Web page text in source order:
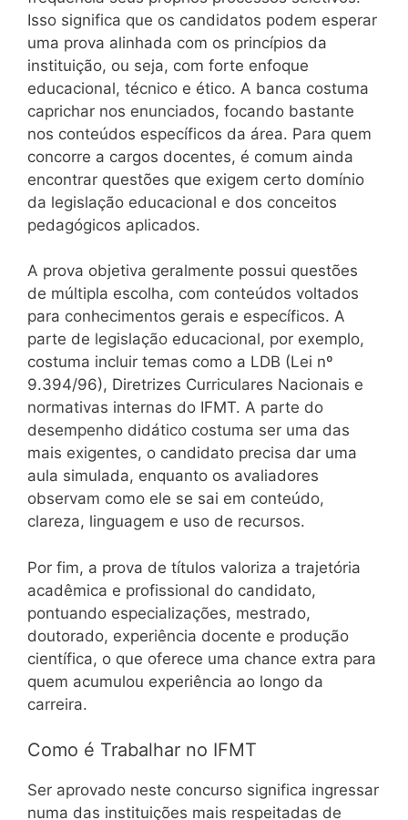
Isso significa que os candidatos podem esperar
uma prova alinhada com os princípios da
instituição, ou seja, com forte enfoque
educacional, técnico e ético. A banca costuma
caprichar nos enunciados, focando bastante
nos conteúdos específicos da área. Para quem
concorre a cargos docentes, é comum ainda
encontrar questões que exigem certo domínio
da legislação educacional e dos conceitos
pedagógicos aplicados.
A prova objetiva geralmente possui questões
de múltipla escolha, com conteúdos voltados
para conhecimentos gerais e específicos. A
parte de legislação educacional, por exemplo,
costuma incluir temas como a LDB (Lei nº
9.394/96), Diretrizes Curriculares Nacionais e
normativas internas do IFMT. A parte do
desempenho didático costuma ser uma das
mais exigentes, o candidato precisa dar uma
aula simulada, enquanto os avaliadores
observam como ele se sai em conteúdo,
clareza, linguagem e uso de recursos.
Por fim, a prova de títulos valoriza a trajetória
acadêmica e profissional do candidato,
pontuando especializações, mestrado,
doutorado, experiência docente e produção
científica, o que oferece uma chance extra para
quem acumulou experiência ao longo da
carreira.
Como é Trabalhar no IFMT
Ser aprovado neste concurso significa ingressar
numa das instituições mais respeitadas de